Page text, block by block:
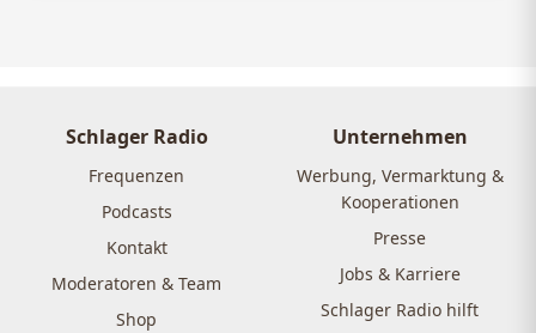
Schlager Radio
Frequenzen
Podcasts
Kontakt
Moderatoren & Team
Shop
Unternehmen
Werbung, Vermarktung &
Kooperationen
Presse
Jobs & Karriere
Schlager Radio hilft